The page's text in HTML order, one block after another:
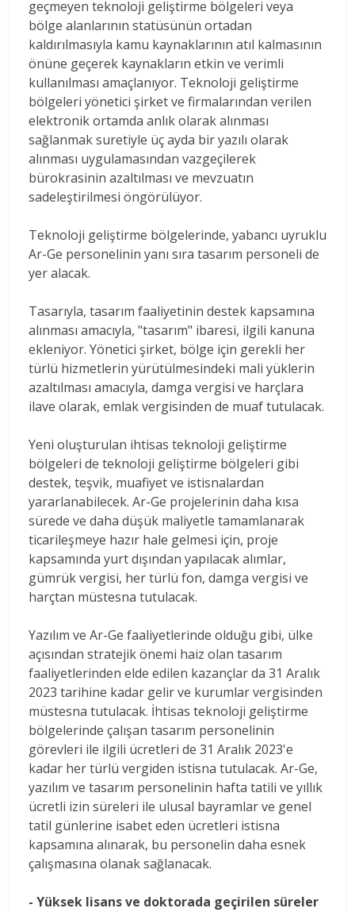
geçmeyen teknoloji geliştirme bölgeleri veya
bölge alanlarının statüsünün ortadan
kaldırılmasıyla kamu kaynaklarının atıl kalmasının
önüne geçerek kaynakların etkin ve verimli
kullanılması amaçlanıyor. Teknoloji geliştirme
bölgeleri yönetici şirket ve firmalarından verilen
elektronik ortamda anlık olarak alınması
sağlanmak suretiyle üç ayda bir yazılı olarak
alınması uygulamasından vazgeçilerek
bürokrasinin azaltılması ve mevzuatın
sadeleştirilmesi öngörülüyor.
Teknoloji geliştirme bölgelerinde, yabancı uyruklu
Ar-Ge personelinin yanı sıra tasarım personeli de
yer alacak.
Tasarıyla, tasarım faaliyetinin destek kapsamına
alınması amacıyla, "tasarım" ibaresi, ilgili kanuna
ekleniyor. Yönetici şirket, bölge için gerekli her
türlü hizmetlerin yürütülmesindeki mali yüklerin
azaltılması amacıyla, damga vergisi ve harçlara
ilave olarak, emlak vergisinden de muaf tutulacak.
Yeni oluşturulan ihtisas teknoloji geliştirme
bölgeleri de teknoloji geliştirme bölgeleri gibi
destek, teşvik, muafiyet ve istisnalardan
yararlanabilecek. Ar-Ge projelerinin daha kısa
sürede ve daha düşük maliyetle tamamlanarak
ticarileşmeye hazır hale gelmesi için, proje
kapsamında yurt dışından yapılacak alımlar,
gümrük vergisi, her türlü fon, damga vergisi ve
harçtan müstesna tutulacak.
Yazılım ve Ar-Ge faaliyetlerinde olduğu gibi, ülke
açısından stratejik önemi haiz olan tasarım
faaliyetlerinden elde edilen kazançlar da 31 Aralık
2023 tarihine kadar gelir ve kurumlar vergisinden
müstesna tutulacak. İhtisas teknoloji geliştirme
bölgelerinde çalışan tasarım personelinin
görevleri ile ilgili ücretleri de 31 Aralık 2023'e
kadar her türlü vergiden istisna tutulacak. Ar-Ge,
yazılım ve tasarım personelinin hafta tatili ve yıllık
ücretli izin süreleri ile ulusal bayramlar ve genel
tatil günlerine isabet eden ücretleri istisna
kapsamına alınarak, bu personelin daha esnek
çalışmasına olanak sağlanacak.
- Yüksek lisans ve doktorada geçirilen süreler